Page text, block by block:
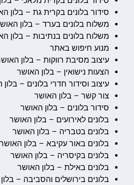
סידור בלונים בקרית גת – בלון
משלוח בלונים בערד – בלון
משלוח בלונים בנתיבות – בלון
מנוע חיפוש באתר
עיצוב מסיבת רווקות – בלון
הצעות נישואין – בלון האושר
עיצוב וסידור חדרי בלונים –
צור קשר – בלון האושר
סידור בלונים – בלון האושר
בלונים לאירועים – בלון האושר
בלונים בטבריה – בלון האושר
בלונים באור עקיבא – בלון האושר
בלונים בקיסריה – בלון האושר
בלונים באילת – בלון האושר
בלונים בירושלים והסביבה –